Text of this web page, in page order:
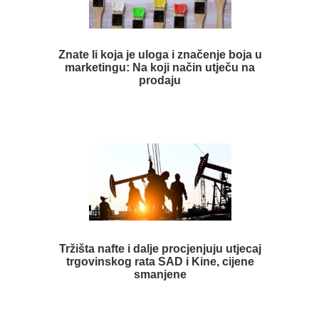
Znate li koja je uloga i značenje boja u
marketingu: Na koji način utječu na
prodaju
Tržišta nafte i dalje procjenjuju utjecaj
trgovinskog rata SAD i Kine, cijene
smanjene